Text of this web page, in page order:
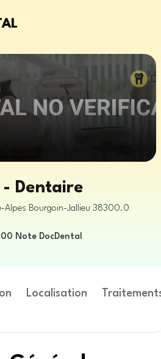
Dentaire
Alpes Bourgoin-Jallieu 38300.0
Note DocDental
Localisation